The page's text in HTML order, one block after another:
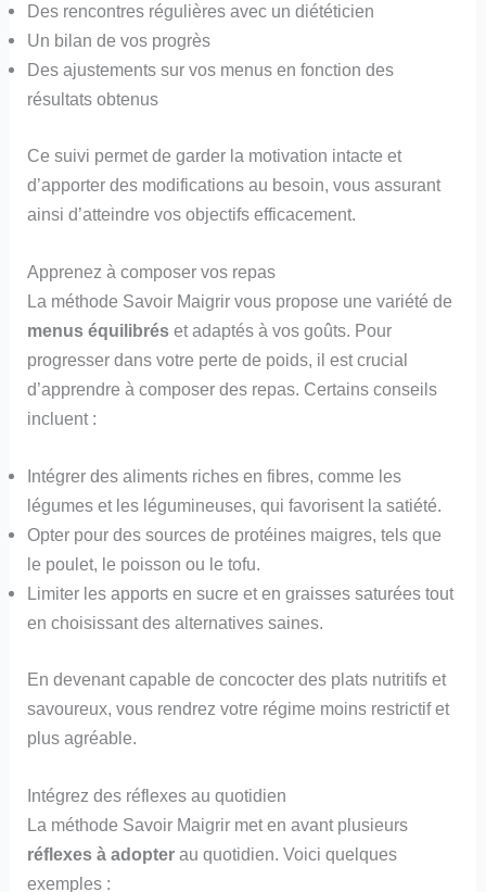
Des rencontres régulières avec un diététicien
Un bilan de vos progrès
Des ajustements sur vos menus en fonction des
résultats obtenus
Ce suivi permet de garder la motivation intacte et
d’apporter des modifications au besoin, vous assurant
ainsi d’atteindre vos objectifs efficacement.
Apprenez à composer vos repas
La méthode Savoir Maigrir vous propose une variété de
menus équilibrés et adaptés à vos goûts. Pour
progresser dans votre perte de poids, il est crucial
d’apprendre à composer des repas. Certains conseils
incluent :
Intégrer des aliments riches en fibres, comme les
légumes et les légumineuses, qui favorisent la satiété.
Opter pour des sources de protéines maigres, tels que
le poulet, le poisson ou le tofu.
Limiter les apports en sucre et en graisses saturées tout
en choisissant des alternatives saines.
En devenant capable de concocter des plats nutritifs et
savoureux, vous rendrez votre régime moins restrictif et
plus agréable.
Intégrez des réflexes au quotidien
La méthode Savoir Maigrir met en avant plusieurs
réflexes à adopter au quotidien. Voici quelques
exemples :